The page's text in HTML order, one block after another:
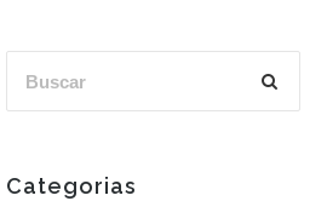
Categorias